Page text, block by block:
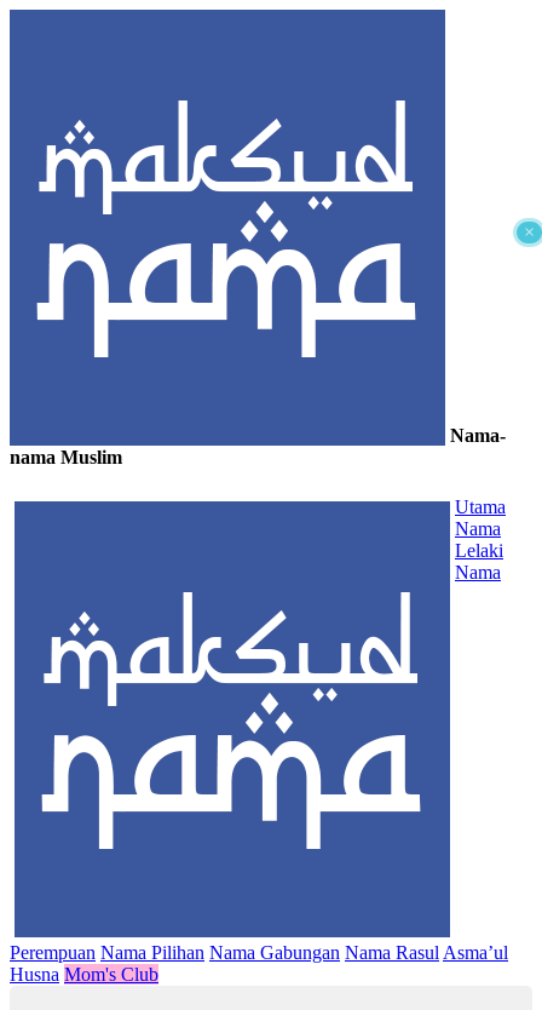
×
Nama-
nama Muslim
Utama
Nama
Lelaki
Nama
Perempuan Nama Pilihan Nama Gabungan Nama Rasul Asma’ul
Husna Mom's Club